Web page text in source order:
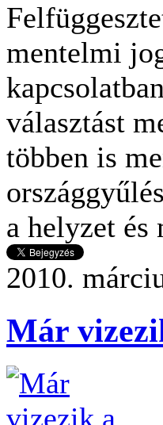
mentelmi
választást
többen is
a helyzet
2010.
Már